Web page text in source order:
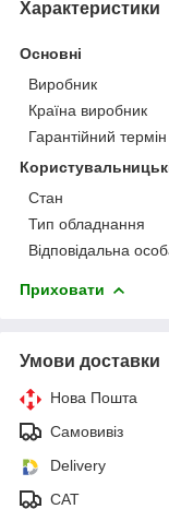
Характеристики
Основні
Виробник
Країна виробник
Гарантійний термін
Стан
Тип обладнання
Відповідальна
Приховати
Умови доставки
Нова Пошта
Самовивіз
Delivery
САТ